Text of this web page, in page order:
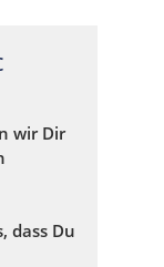
wir Dir
dass Du